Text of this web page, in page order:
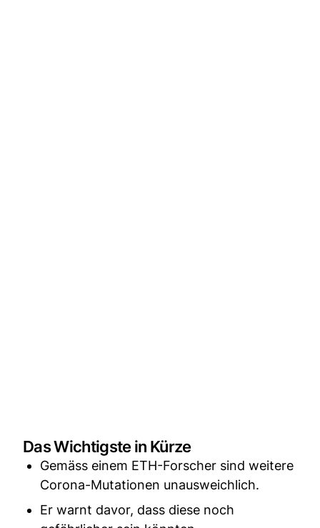
Das Wichtigste in Kürze
Gemäss einem ETH-Forscher sind weitere
Corona-Mutationen unausweichlich.
Er warnt davor, dass diese noch